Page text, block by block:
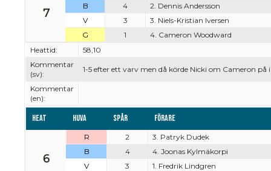
7
B
4
2. Dennis Andersson
V
3
3. Niels-Kristian Iversen
G
1
4. Cameron Woodward
Heattid:
58,10
Kommentar
(sv):
1-5 efter ett varv men då körde Nicki om Cameron på
Kommentar
(en):
Heat Huva Spår Förare
6
R 2
3. Patryk Dudek
B
4
4. Joonas Kylmäkorpi
V
3 1. Fredrik Lindgren